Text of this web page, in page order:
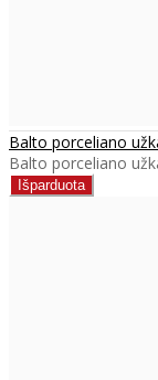
Balto porceliano
Balto porceliano